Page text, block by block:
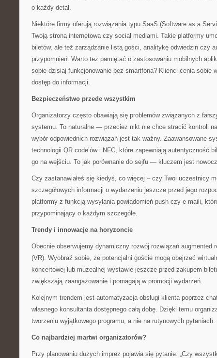
o każdy detal.
Niektóre firmy oferują rozwiązania typu SaaS (Software as a
Twoją stroną internetową czy social mediami. Takie platformy
biletów, ale też zarządzanie listą gości, analitykę odwiedzin czy
przypomnień. Warto też pamiętać o zastosowaniu mobilnych
sobie dzisiaj funkcjonowanie bez smartfona? Klienci cenią sobie
dostęp do informacji.
Bezpieczeństwo przede wszystkim
Organizatorzy często obawiają się problemów związanych z
systemu. To naturalne — przecież nikt nie chce stracić kontroli
wybór odpowiednich rozwiązań jest tak ważny. Zaawansowane
technologii QR code’ów i NFC, które zapewniają autentyczność
go na wejściu. To jak porównanie do sejfu — kluczem jest
Czy zastanawiałeś się kiedyś, co więcej – czy Twoi uczestnicy
szczegółowych informacji o wydarzeniu jeszcze przed jego
platformy z funkcją wysyłania powiadomień push czy e-maili,
przypominający o każdym szczególe.
Trendy i innowacje na horyzoncie
Obecnie obserwujemy dynamiczny rozwój rozwiązań augmented
(VR). Wyobraź sobie, że potencjalni goście mogą obejrzeć
koncertowej lub muzealnej wystawie jeszcze przed zakupem
zwiększają zaangażowanie i pomagają w promocji wydarzeń.
Kolejnym trendem jest automatyzacja obsługi klienta poprzez
własnego konsultanta dostępnego całą dobę. Dzięki temu
tworzeniu wyjątkowego programu, a nie na rutynowych pytaniach.
Co najbardziej martwi organizatorów?
Przy planowaniu dużych imprez pojawia się pytanie: „Czy